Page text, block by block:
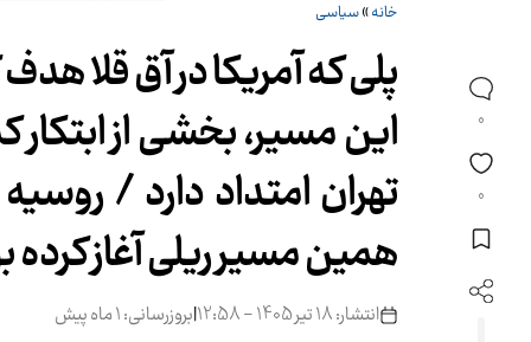
0
0
خانه»سیاسی
پلی که آمریکا در آق قلا
این مسیر، بخشی از
همین مسیر ریلی آغاز کرده
انتشار: 18 تیر 1405 - 12:58 |بروزرسانی: 1 ماه پیش